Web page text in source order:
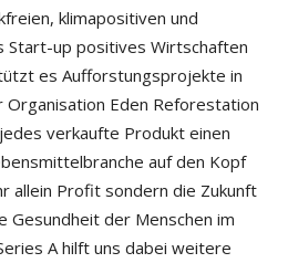
klimapositiven und
Start-up positives Wirtschaften
es Aufforstungsprojekte in
Eden Reforestation
verkaufte Produkt einen
auf den Kopf
allein Profit sondern die Zukunft
Gesundheit der Menschen im
A hilft uns dabei weitere